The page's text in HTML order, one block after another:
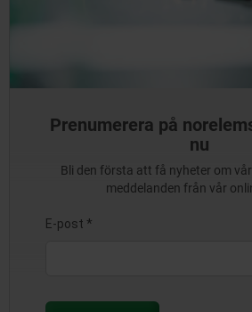
Prenumerera på
nu
Bli den första att få nyheter om
meddelanden från vår